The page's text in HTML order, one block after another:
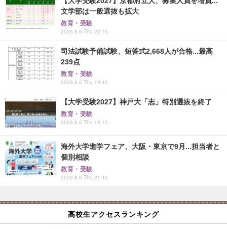
文学部は一般選抜も拡大
教育・受験
2026.8.6 Thu 22:15
司法試験予備試験、短答式2,668人が合格...最高
239点
教育・受験
2026.8.6 Thu 19:45
【大学受験2027】神戸大「志」特別選抜を終了
教育・受験
2026.8.6 Thu 19:15
海外大学進学フェア、大阪・東京で9月...担当者と
個別相談
教育・受験
2026.8.6 Thu 21:45
高校生アクセスランキング